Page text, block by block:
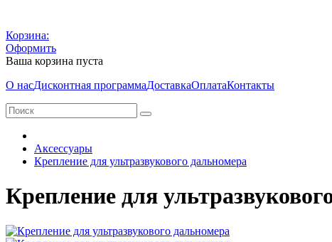
Корзина:
Оформить
Ваша корзина пуста
О насДисконтная программаДоставкаОплатаКонтакты
Аксессуары
Крепление для ультразвукового дальномера
Крепление для